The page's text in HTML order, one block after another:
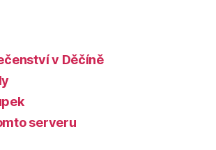
v Děčíně
serveru